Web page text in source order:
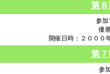
第
参加
優
開催日時：２０００
第
参